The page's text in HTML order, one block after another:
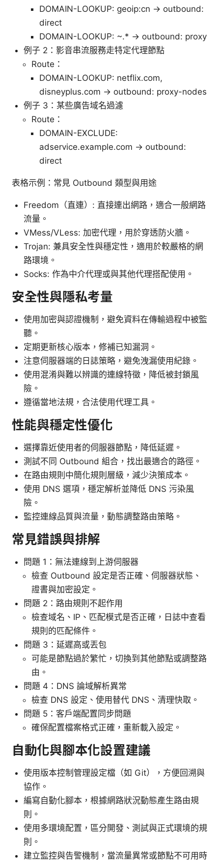
DOMAIN-LOOKUP: geoip:cn -> outbound:
direct
DOMAIN-LOOKUP: ~.* -> outbound: proxy
例子 2：影音串流服務走特定代理節點
Route：
DOMAIN-LOOKUP: netflix.com,
disneyplus.com -> outbound: proxy-nodes
例子 3：某些廣告域名過濾
Route：
DOMAIN-EXCLUDE:
adservice.example.com -> outbound:
direct
表格示例：常見 Outbound 類型與用途
Freedom（直連）: 直接連出網路，適合一般網路
流量。
VMess/VLess: 加密代理，用於穿透防火牆。
Trojan: 兼具安全性與穩定性，適用於較嚴格的網
路環境。
Socks: 作為中介代理或與其他代理搭配使用。
安全性與隱私考量
使用加密與認證機制，避免資料在傳輸過程中被監
聽。
定期更新核心版本，修補已知漏洞。
注意伺服器端的日誌策略，避免洩漏使用紀錄。
使用混淆與難以辨識的連線特徵，降低被封鎖風
險。
遵循當地法規，合法使用代理工具。
性能與穩定性優化
選擇靠近使用者的伺服器節點，降低延遲。
測試不同 Outbound 組合，找出最適合的路徑。
在路由規則中簡化規則層級，減少決策成本。
使用 DNS 選項，穩定解析並降低 DNS 污染風
險。
監控連線品質與流量，動態調整路由策略。
常見錯誤與排解
問題 1：無法連線到上游伺服器
檢查 Outbound 設定是否正確、伺服器狀態、
證書與加密設定。
問題 2：路由規則不起作用
檢查域名、IP、匹配模式是否正確，日誌中查看
規則的匹配條件。
問題 3：延遲高或丟包
可能是節點過於繁忙，切換到其他節點或調整路
由。
問題 4：DNS 論域解析異常
檢查 DNS 設定、使用替代 DNS、清理快取。
問題 5：客戶端配置同步問題
確保配置檔案格式正確，重新載入設定。
自動化與腳本化設置建議
使用版本控制管理設定檔（如 Git），方便回溯與
協作。
編寫自動化腳本，根據網路狀況動態產生路由規
則。
使用多環境配置，區分開發、測試與正式環境的規
則。
建立監控與告警機制，當流量異常或節點不可用時